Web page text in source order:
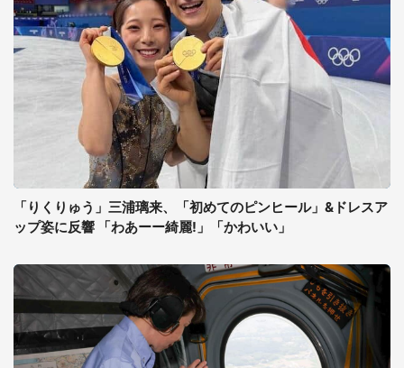
「りくりゅう」三浦璃来、「初めてのピンヒール」&ドレスア
ップ姿に反響 「わあーー綺麗!」「かわいい」